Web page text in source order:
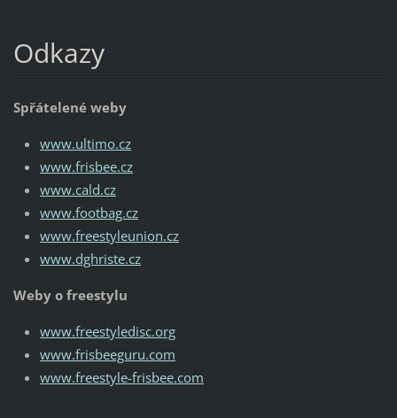
Odkazy
Spřátelené weby
www.ultimo.cz
www.frisbee.cz
www.cald.cz
www.footbag.cz
www.freestyleunion.cz
www.dghriste.cz
Weby o freestylu
www.freestyledisc.org
www.frisbeeguru.com
www.freestyle-frisbee.com